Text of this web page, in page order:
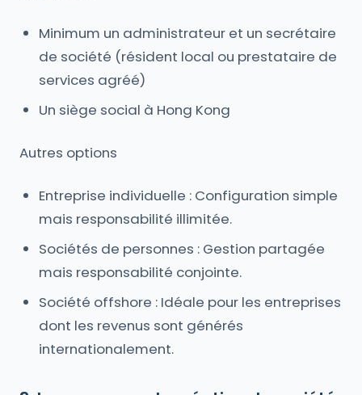
Minimum un administrateur et un secrétaire
de société (résident local ou prestataire de
services agréé)
Un siège social à Hong Kong
Autres options
Entreprise individuelle : Configuration simple
mais responsabilité illimitée.
Sociétés de personnes : Gestion partagée
mais responsabilité conjointe.
Société offshore : Idéale pour les entreprises
dont les revenus sont générés
internationalement.